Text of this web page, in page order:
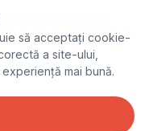
online
să acceptați cookie-
a site-ului,
mai bună.